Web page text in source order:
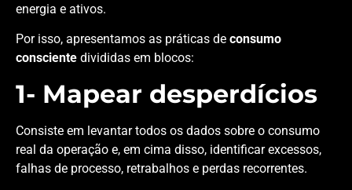
energia e ativos.
Por isso, apresentamos as práticas de consumo
consciente divididas em blocos:
1- Mapear desperdícios
Consiste em levantar todos os dados sobre o consumo
real da operação e, em cima disso, identificar excessos,
falhas de processo, retrabalhos e perdas recorrentes.